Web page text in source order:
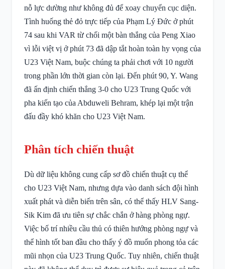
nỗ lực dường như không đủ để xoay chuyển cục diện.
Tình huống thẻ đỏ trực tiếp của Phạm Lý Đức ở phút
74 sau khi VAR từ chối một bàn thắng của Peng Xiao
vì lỗi việt vị ở phút 73 đã dập tắt hoàn toàn hy vọng của
U23 Việt Nam, buộc chúng ta phải chơi với 10 người
trong phần lớn thời gian còn lại. Đến phút 90, Y. Wang
đã ấn định chiến thắng 3-0 cho U23 Trung Quốc với
pha kiến tạo của Abduweli Behram, khép lại một trận
đấu đầy khó khăn cho U23 Việt Nam.
Phân tích chiến thuật
Dù dữ liệu không cung cấp sơ đồ chiến thuật cụ thể
cho U23 Việt Nam, nhưng dựa vào danh sách đội hình
xuất phát và diễn biến trên sân, có thể thấy HLV Sang-
Sik Kim đã ưu tiên sự chắc chắn ở hàng phòng ngự.
Việc bố trí nhiều cầu thủ có thiên hướng phòng ngự và
thể hình tốt ban đầu cho thấy ý đồ muốn phong tỏa các
mũi nhọn của U23 Trung Quốc. Tuy nhiên, chiến thuật